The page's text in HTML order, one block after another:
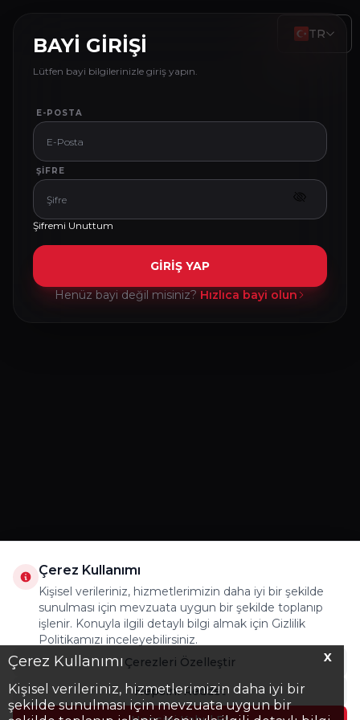
X
Çerez Kullanımı
Kişisel verileriniz, hizmetlerimizin daha iyi bir
şekilde sunulması için mevzuata uygun bir
BAYİ GİRİŞİ
Lütfen bayi bilgilerinizle giriş yapın.
E-POSTA
ŞIFRE
Şifremi Unuttum
GİRİŞ YAP
Henüz bayi değil misiniz?Hızlıca bayi olun
TR
Çerez Kullanımı
Kişisel verileriniz, hizmetlerimizin daha iyi bir şekilde
sunulması için mevzuata uygun bir şekilde toplanıp
işlenir. Konuyla ilgili detaylı bilgi almak için Gizlilik
Politikamızı inceleyebilirsiniz.
Çerezleri Özelleştir
Hepsini Reddet